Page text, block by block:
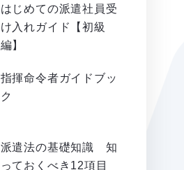
はじめての派遣社員受
け入れガイド【初級
編】
指揮命令者ガイドブッ
ク
派遣法の基礎知識 知
っておくべき12項目